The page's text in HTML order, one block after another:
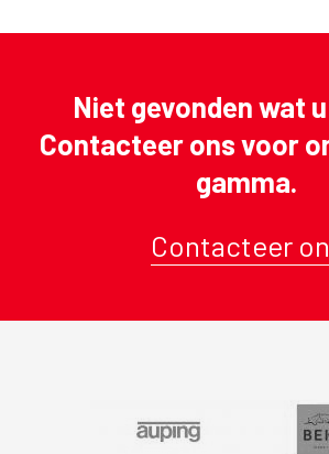
Niet gevonden wat
Contacteer ons voor
gamma.
Contacteer